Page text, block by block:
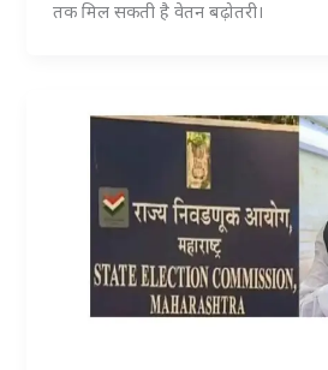
तक मिल सकती है वेतन बढ़ोतरी।